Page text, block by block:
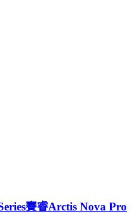
賽睿Arctis Nova Pro